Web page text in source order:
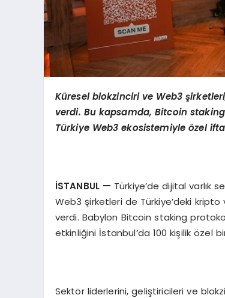
Küresel blokzinciri ve Web3
verdi. Bu kapsamda, Bitcoin
Türkiye Web3 ekosistemiyleözel
İSTANBUL — Türkiye’de dijital varlık
Web3 şirketleri de Türkiye’deki
verdi. Babylon Bitcoin staking
etkinliğini İstanbul’da 100 kişilik özel
Sektör liderlerini, geliştiricileri ve